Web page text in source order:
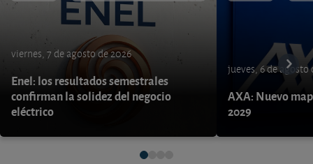
viernes, 7 de agosto de 2026
Enel: los resultados semestrales
confirman la solidez del negocio
eléctrico
jueves, 6 de agosto
AXA: Nuevo
2029